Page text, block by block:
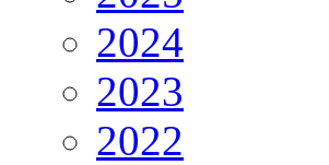
2024
2023
2022